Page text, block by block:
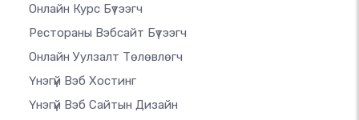
Онлайн Курс Бүтээгч
Рестораны Вэбсайт Бүтээгч
Онлайн Уулзалт Төлөвлөгч
Үнэгүй Вэб Хостинг
Үнэгүй Вэб Сайтын Дизайн